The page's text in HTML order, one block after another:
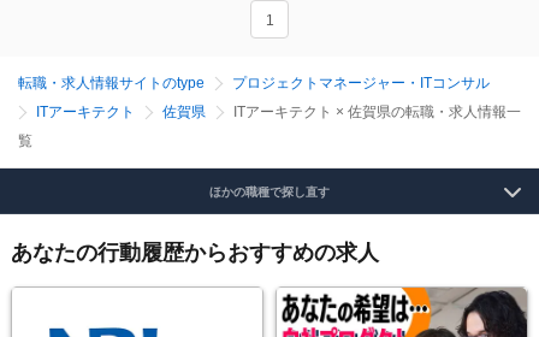
1
転職・求人情報サイトのtype
プロジェクトマネージャー・ITコンサル
ITアーキテクト
佐賀県
ITアーキテクト × 佐賀県の転職・求人情報一
覧
ほかの職種で探し直す
あなたの行動履歴からおすすめの求人